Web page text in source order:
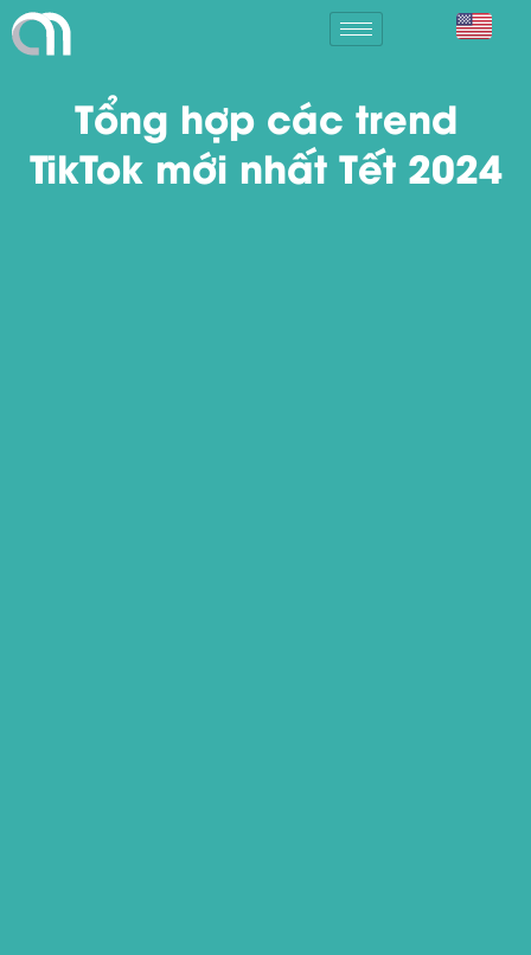
Tổng hợp các trend
TikTok mới nhất Tết 2024